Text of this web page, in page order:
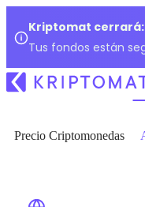
Kriptomat
Tus fondos están
Precio Criptomonedas